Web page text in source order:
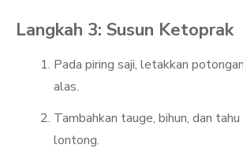
Langkah 3: Susun Ketoprak
Pada piring saji, letakkan
alas.
Tambahkan tauge, bihun, dan
lontong.